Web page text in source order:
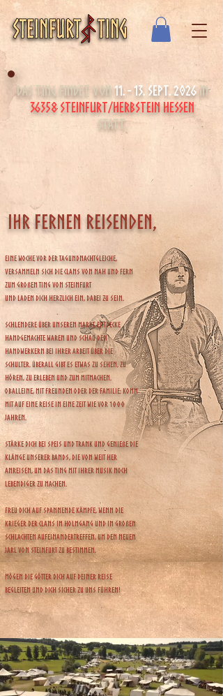
das ting findet vom11. - 13. Sept. 2026in
36358 Steinfurt/Herbstein HESSEN
statt.
ihr fernen reisenden,
Eine Woche vor der Tagundnachtgleiche,
versammeln sich die Clans von nah und fern
zum Großen Ting von Steinfurt
und laden dich herzlich ein, dabei zu sein.
Schlendere über unseren Markt, entdecke
handgemachte Waren und schau den
Handwerkern bei ihrer Arbeit über die
Schulter. Überall gibt es etwas zu sehen, zu
hören, zu erleben und zum Mitmachen.
Ob alleine, mit Freunden oder der Familie: Komm
mit auf eine Reise in eine Zeit wie vor 1000
Jahren.
Stärke dich bei Speis und Trank und genieße die
Klänge unserer Bands, die von weit her
anreisen, um das Ting mit ihrer Musik noch
lebendiger zu machen.
Freu dich auf spannende Kämpfe, wenn die
Krieger der Clans im Holmgang und in großen
Schlachten aufeinandertreffen, um den neuen
Jarl von Steinfurt zu bestimmen.
Mögen die Götter dich auf deiner Reise
begleiten und dich sicher zu uns führen!